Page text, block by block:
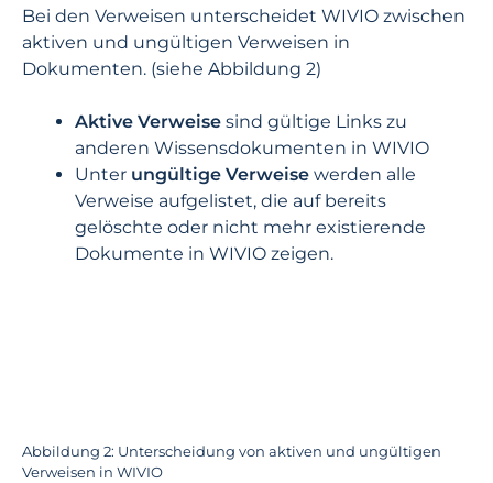
Bei den Verweisen unterscheidet WIVIO zwischen
aktiven und ungültigen Verweisen in
Dokumenten. (siehe Abbildung 2)
Aktive Verweise sind gültige Links zu
anderen Wissensdokumenten in WIVIO
Unter ungültige Verweise werden alle
Verweise aufgelistet, die auf bereits
gelöschte oder nicht mehr existierende
Dokumente in WIVIO zeigen.
Abbildung 2: Unterscheidung von aktiven und ungültigen
Verweisen in WIVIO